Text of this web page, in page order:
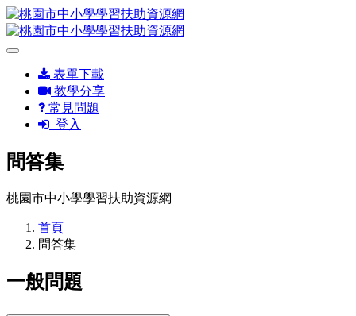
表單下載
教學分享
常見問題
登入
問答集
桃園市中小學學習扶助資源網
首頁
問答集
一般問題